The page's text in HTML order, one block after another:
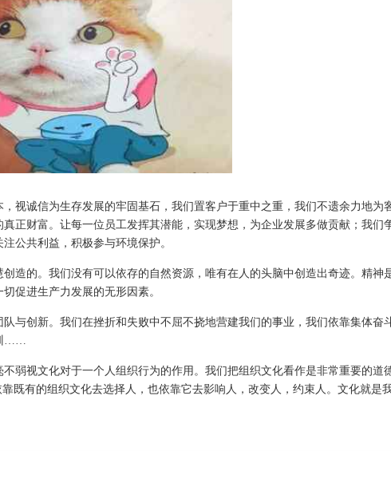
视诚信为生存发展的牢固基石，我们置客户于重中之重，我们不遗余力地为
正财富。让每一位员工发挥其潜能，实现梦想，为企业发展多做贡献；我们
公共利益，积极参与环境保护。
造的。我们没有可以依存的自然资源，唯有在人的头脑中创造出奇迹。精神
促进生产力发展的无形因素。
与创新。我们在挫折和失败中不屈不挠地营建我们的事业，我们依靠集体奋
……
弱视文化对于一个人组织行为的作用。我们把组织文化看作是非常重要的道
有的组织文化去选择人，也依靠它去影响人，改变人，约束人。文化就是我